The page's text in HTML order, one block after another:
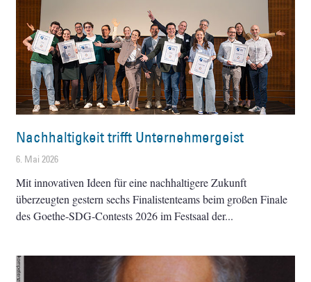
Nachhaltigkeit trifft Unternehmergeist
6. Mai 2026
Mit innovativen Ideen für eine nachhaltigere Zukunft
überzeugten gestern sechs Finalistenteams beim großen Finale
des Goethe-SDG-Contests 2026 im Festsaal der